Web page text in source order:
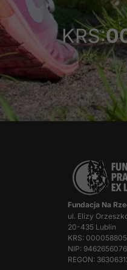
KRS:
Fundacja Na
ul. Elizy
20-435 Lublin
KRS:
NIP: 9462656076
REGON: